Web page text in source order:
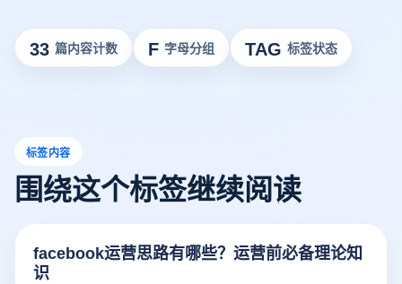
33 篇内容计数 F 字母分组 TAG 标签状态
标签内容
围绕这个标签继续阅读
facebook运营思路有哪些？运营前必备理论知
识